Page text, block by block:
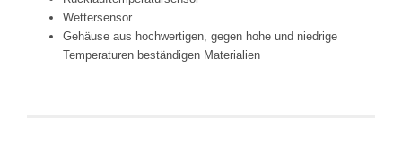
Wettersensor
Gehäuse aus hochwertigen, gegen hohe und niedrige
Temperaturen beständigen Materialien